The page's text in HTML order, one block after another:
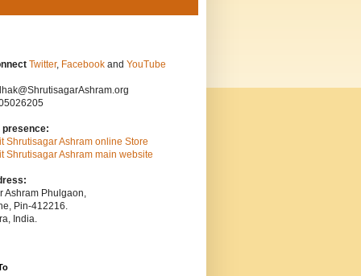
Twitter, Facebook and YouTube
presence:
Shrutisagar Ashram online Store
Shrutisagar Ashram main website
Ashram Phulgaon,
Pin-412216.
India.